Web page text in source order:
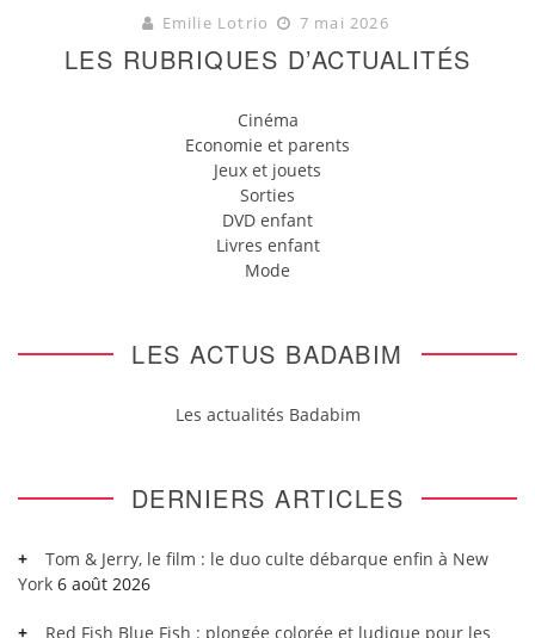
Emilie Lotrio 7 mai 2026
LES RUBRIQUES D’ACTUALITÉS
Cinéma
Economie et parents
Jeux et jouets
Sorties
DVD enfant
Livres enfant
Mode
LES ACTUS BADABIM
Les actualités Badabim
DERNIERS ARTICLES
Tom & Jerry, le film : le duo culte débarque enfin à New
York 6 août 2026
Red Fish Blue Fish : plongée colorée et ludique pour les